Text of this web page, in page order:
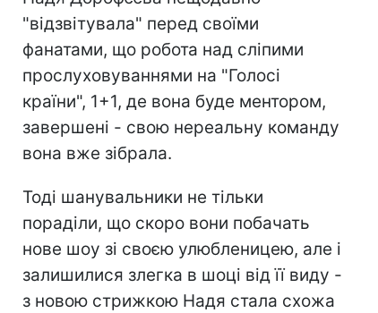
"відзвітувала" перед своїми
фанатами, що робота над сліпими
прослуховуваннями на "Голосі
країни", 1+1, де вона буде ментором,
завершені - свою нереальну команду
вона вже зібрала.
Тоді шанувальники не тільки
пораділи, що скоро вони побачать
нове шоу зі своєю улюбленицею, але і
залишилися злегка в шоці від її виду -
з новою стрижкою Надя стала схожа